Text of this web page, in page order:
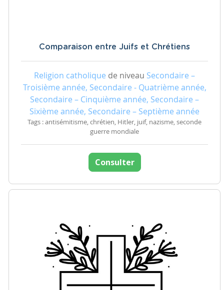
Comparaison entre Juifs et Chrétiens
Religion catholique de niveau Secondaire –
Troisième année, Secondaire - Quatrième année,
Secondaire – Cinquième année, Secondaire –
Sixième année, Secondaire – Septième année
Tags : antisémitisme, chrétien, Hitler, juif, nazisme, seconde
guerre mondiale
Consulter